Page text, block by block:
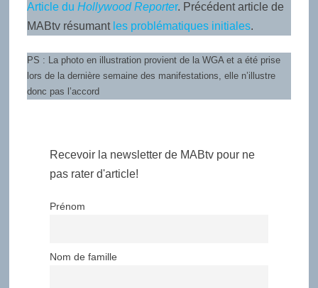
Article du Hollywood Reporter. Précédent article de
MABtv résumant les problématiques initiales.
PS : La photo en illustration provient de la WGA et a été prise
lors de la dernière semaine des manifestations, elle n’illustre
donc pas l’accord
Recevoir la newsletter de MABtv pour ne
pas rater d'article!
Prénom
Nom de famille